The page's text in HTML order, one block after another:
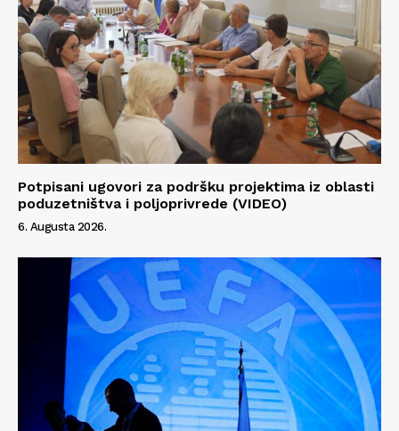
Info
O nama
Kontakt
Potpisani ugovori za podršku projektima iz oblasti
poduzetništva i poljoprivrede (VIDEO)
6. Augusta 2026.